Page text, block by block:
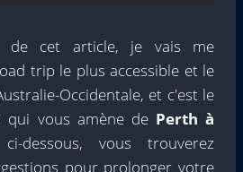
de cet article, je vais me
trip le plus accessible et le
Occidentale, et c'est le
vous amène de Perth à
dessous, vous trouverez
pour prolonger votre